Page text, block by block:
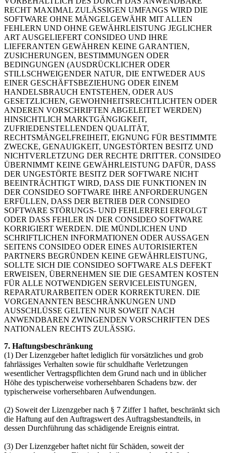
RECHT MAXIMAL ZULÄSSIGEN UMFANGS WIRD DIE
SOFTWARE OHNE MÄNGELGEWÄHR MIT ALLEN
FEHLERN UND OHNE GEWÄHRLEISTUNG JEGLICHER
ART AUSGELIEFERT CONSIDEO UND IHRE
LIEFERANTEN GEWÄHREN KEINE GARANTIEN,
ZUSICHERUNGEN, BESTIMMUNGEN ODER
BEDINGUNGEN (AUSDRÜCKLICHER ODER
STILLSCHWEIGENDER NATUR, DIE ENTWEDER AUS
EINER GESCHÄFTSBEZIEHUNG ODER EINEM
HANDELSBRAUCH ENTSTEHEN, ODER AUS
GESETZLICHEN, GEWOHNHEITSRECHTLICHTEN ODER
ANDEREN VORSCHRIFTEN ABGELEITET WERDEN)
HINSICHTLICH MARKTGÄNGIGKEIT,
ZUFRIEDENSTELLENDEN QUALITÄT,
RECHTSMÄNGELFREIHEIT, EIGNUNG FÜR BESTIMMTE
ZWECKE, GENAUIGKEIT, UNGESTÖRTEN BESITZ UND
NICHTVERLETZUNG DER RECHTE DRITTER. CONSIDEO
ÜBERNIMMT KEINE GEWÄHRLEISTUNG DAFÜR, DASS
DER UNGESTÖRTE BESITZ DER SOFTWARE NICHT
BEEINTRÄCHTIGT WIRD, DASS DIE FUNKTIONEN IN
DER CONSIDEO SOFTWARE IHRE ANFORDERUNGEN
ERFÜLLEN, DASS DER BETRIEB DER CONSIDEO
SOFTWARE STÖRUNGS- UND FEHLERFREI ERFOLGT
ODER DASS FEHLER IN DER CONSIDEO SOFTWARE
KORRIGIERT WERDEN. DIE MÜNDLICHEN UND
SCHRIFTLICHEN INFORMATIONEN ODER AUSSAGEN
SEITENS CONSIDEO ODER EINES AUTORISIERTEN
PARTNERS BEGRÜNDEN KEINE GEWÄHRLEISTUNG,
SOLLTE SICH DIE CONSIDEO SOFTWARE ALS DEFEKT
ERWEISEN, ÜBERNEHMEN SIE DIE GESAMTEN KOSTEN
FÜR ALLE NOTWENDIGEN SERVICELEISTUNGEN,
REPARATURARBEITEN ODER KORREKTUREN. DIE
VORGENANNTEN BESCHRÄNKUNGEN UND
AUSSCHLÜSSE GELTEN NUR SOWEIT NACH
ANWENDBAREN ZWINGENDEN VORSCHRIFTEN DES
NATIONALEN RECHTS ZULÄSSIG.
7. Haftungsbeschränkung
(1) Der Lizenzgeber haftet lediglich für vorsätzliches und grob
fahrlässiges Verhalten sowie für schuldhafte Verletzungen
wesentlicher Vertragspflichten dem Grund nach und in üblicher
Höhe des typischerweise vorhersehbaren Schadens bzw. der
typischerweise vorhersehbaren Aufwendungen.
(2) Soweit der Lizenzgeber nach § 7 Ziffer 1 haftet, beschränkt sich
die Haftung auf den Auftragswert des Auftragsbestandteils, in
dessen Durchführung das schädigende Ereignis eintrat.
(3) Der Lizenzgeber haftet nicht für Schäden, soweit der